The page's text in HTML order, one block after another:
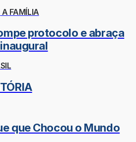
A FAMÍLIA
protocolo e abraça
que Chocou o Mundo